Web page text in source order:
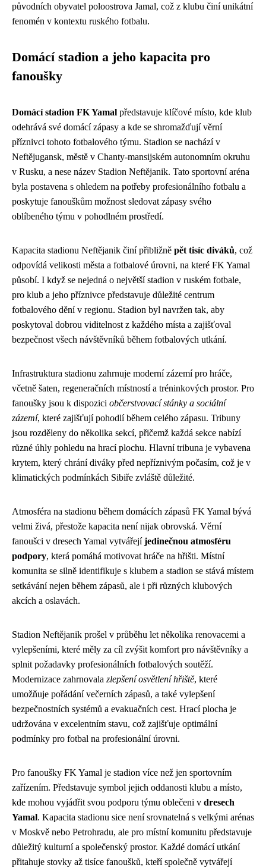
původních obyvatel poloostrova Jamal, což z klubu činí unikátní
fenomén v kontextu ruského fotbalu.
Domácí stadion a jeho kapacita pro
fanoušky
Domácí stadion FK Yamal představuje klíčové místo, kde klub
odehrává své domácí zápasy a kde se shromažďují věrní
příznivci tohoto fotbalového týmu. Stadion se nachází v
Neftějugansk, městě v Chanty-mansijském autonomním okruhu
v Rusku, a nese název Stadion Neftějanik. Tato sportovní aréna
byla postavena s ohledem na potřeby profesionálního fotbalu a
poskytuje fanouškům možnost sledovat zápasy svého
oblíbeného týmu v pohodlném prostředí.
Kapacita stadionu Neftějanik činí přibližně pět tisíc diváků, což
odpovídá velikosti města a fotbalové úrovni, na které FK Yamal
působí. I když se nejedná o největší stadion v ruském fotbale,
pro klub a jeho příznivce představuje důležité centrum
fotbalového dění v regionu. Stadion byl navržen tak, aby
poskytoval dobrou viditelnost z každého místa a zajišťoval
bezpečnost všech návštěvníků během fotbalových utkání.
Infrastruktura stadionu zahrnuje moderní zázemí pro hráče,
včetně šaten, regeneračních místností a tréninkových prostor. Pro
fanoušky jsou k dispozici občerstvovací stánky a sociální
zázemí, které zajišťují pohodlí během celého zápasu. Tribuny
jsou rozděleny do několika sekcí, přičemž každá sekce nabízí
různé úhly pohledu na hrací plochu. Hlavní tribuna je vybavena
krytem, který chrání diváky před nepříznivým počasím, což je v
klimatických podmínkách Sibiře zvláště důležité.
Atmosféra na stadionu během domácích zápasů FK Yamal bývá
velmi živá, přestože kapacita není nijak obrovská. Věrní
fanoušci v dresech Yamal vytvářejíjedinečnou atmosféru
podpory, která pomáhá motivovat hráče na hřišti. Místní
komunita se silně identifikuje s klubem a stadion se stává místem
setkávání nejen během zápasů, ale i při různých klubových
akcích a oslavách.
Stadion Neftějanik prošel v průběhu let několika renovacemi a
vylepšeními, které měly za cíl zvýšit komfort pro návštěvníky a
splnit požadavky profesionálních fotbalových soutěží.
Modernizace zahrnovala zlepšení osvětlení hřiště, které
umožňuje pořádání večerních zápasů, a také vylepšení
bezpečnostních systémů a evakuačních cest. Hrací plocha je
udržována v excelentním stavu, což zajišťuje optimální
podmínky pro fotbal na profesionální úrovni.
Pro fanoušky FK Yamal je stadion více než jen sportovním
zařízením. Představuje symbol jejich oddanosti klubu a místo,
kde mohou vyjádřit svou podporu týmu oblečeni v dresech
Yamal. Kapacita stadionu sice není srovnatelná s velkými arénas
v Moskvě nebo Petrohradu, ale pro místní komunitu představuje
důležitý kulturní a společenský prostor. Každé domácí utkání
přitahuje stovky až tisíce fanoušků, kteří společně vytvářejí